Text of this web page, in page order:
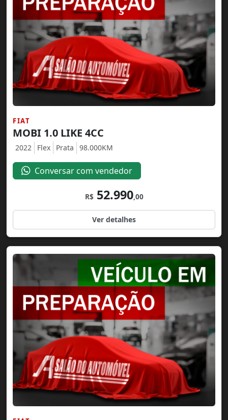
FIAT
MOBI 1.0 LIKE 4CC
2022 Flex Prata 98.000KM
Conversar com vendedor
R$52.990,00
Ver detalhes